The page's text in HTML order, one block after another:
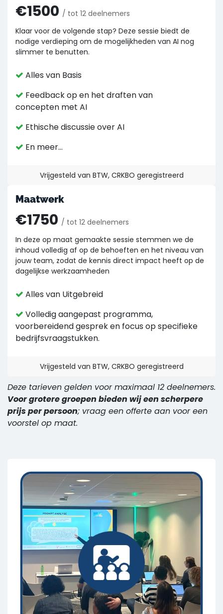
€1500 / tot 12 deelnemers
Klaar voor de volgende stap? Deze sessie biedt de
nodige verdieping om de mogelijkheden van AI nog
slimmer te benutten.
Alles van Basis
Feedback op en het draften van
concepten met AI
Ethische discussie over AI
En meer...
Vrijgesteld van BTW, CRKBO geregistreerd
Maatwerk
€1750 / tot 12 deelnemers
In deze op maat gemaakte sessie stemmen we de
inhoud volledig af op de behoeften en het niveau van
jouw team, zodat de kennis direct impact heeft op de
dagelijkse werkzaamheden
Alles van Uitgebreid
Volledig aangepast programma,
voorbereidend gesprek en focus op specifieke
bedrijfsvraagstukken.
Vrijgesteld van BTW, CRKBO geregistreerd
Deze tarieven gelden voor maximaal 12 deelnemers.
Voor grotere groepen bieden wij een scherpere
prijs per persoon; vraag een offerte aan voor een
voorstel op maat.